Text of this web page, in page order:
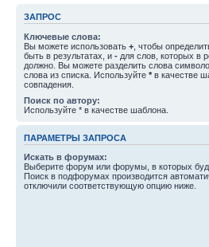
ЗАПРОС
Ключевые слова:
Вы можете использовать + , чтобы
быть в результатах, и - для слов, которых в
должно. Вы можете разделить слова
слова из списка. Используйте * в качестве
совпадения.
Поиск по автору:
Используйте * в качестве шаблона.
ПАРАМЕТРЫ ЗАПРОСА
Искать в форумах:
Выберите форум или форумы, в которых
Поиск в подфорумах производится
отключили соответствующую опцию ниже.